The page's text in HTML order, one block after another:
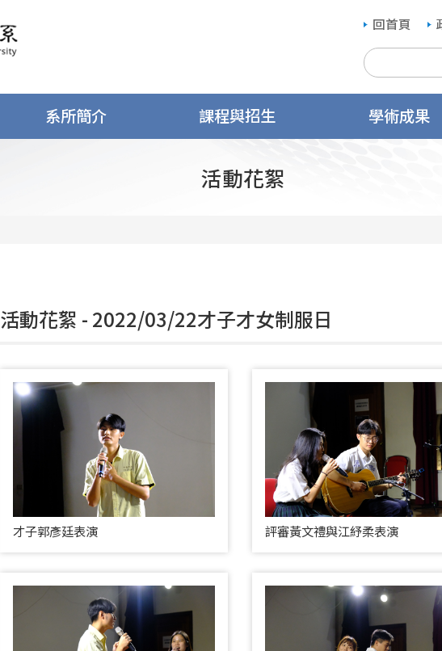
回首頁
系所簡介 課程與招生 學術成果
活動花絮
活動花絮 - 2022/03/22才子才女制服日
才子郭彥廷表演 評審黃文禮與江紓柔表演